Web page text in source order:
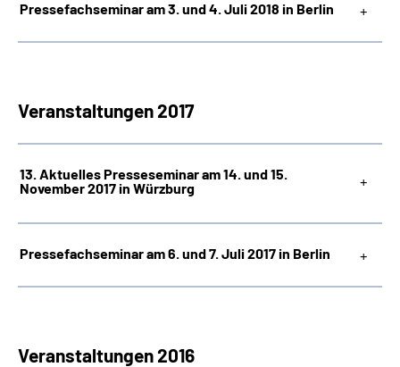
Pressefachseminar am 3. und 4. Juli 2018 in Berlin
Veranstaltungen 2017
13. Aktuelles Presseseminar am 14. und 15.
November 2017 in Würzburg
Pressefachseminar am 6. und 7. Juli 2017 in Berlin
Veranstaltungen 2016